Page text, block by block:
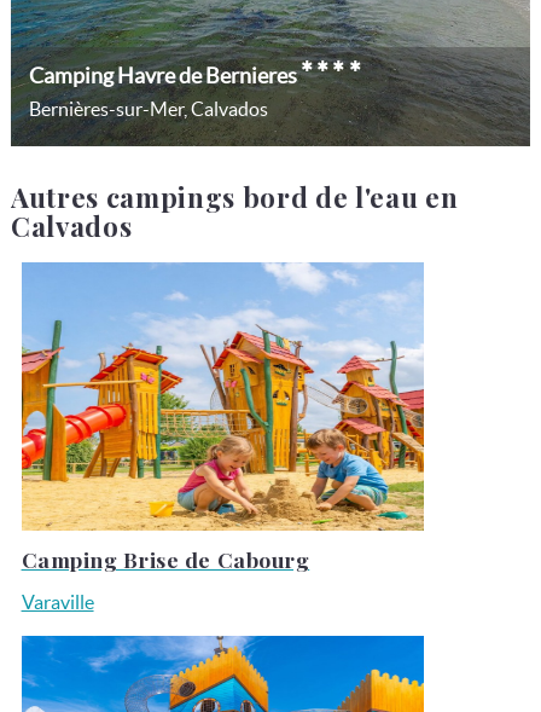
Camping Havre de Bernieres****
Bernières-sur-Mer, Calvados
Autres campings bord de l'eau en
Calvados
Camping Brise de Cabourg
Varaville